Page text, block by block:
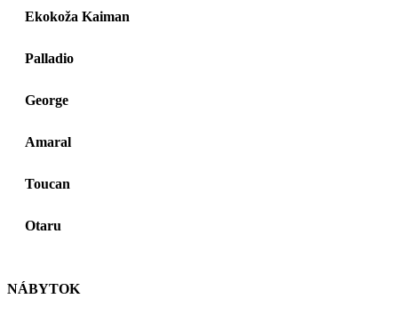
Ekokoža Kaiman
Palladio
George
Amaral
Toucan
Otaru
NÁBYTOK